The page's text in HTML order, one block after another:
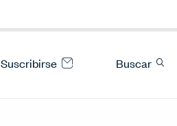
Suscribirse Buscar